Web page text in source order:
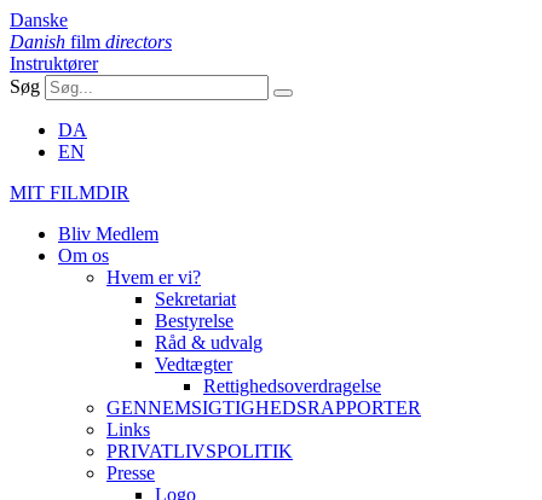
Danske
Danish film directors
Instruktører
Søg
DA
EN
MIT FILMDIR
Bliv Medlem
Om os
Hvem er vi?
Sekretariat
Bestyrelse
Råd & udvalg
Vedtægter
Rettighedsoverdragelse
GENNEMSIGTIGHEDSRAPPORTER
Links
PRIVATLIVSPOLITIK
Presse
Logo